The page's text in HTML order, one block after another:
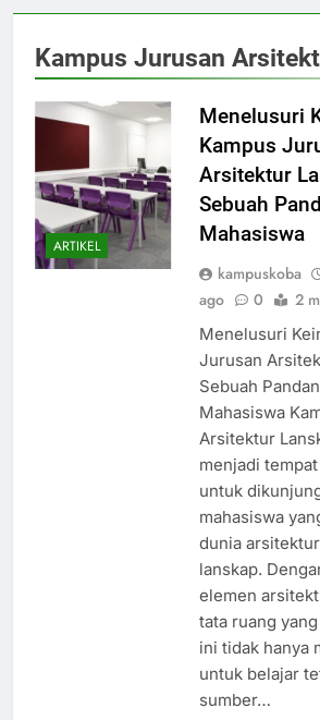
Kampus Jurusan
ARTIKEL
Menelusuri
Kampus
Arsitektur
Sebuah
Mahasiswa
kampuskoba
ago
0 2
Menelusuri
Jurusan
Sebuah
Mahasiswa
Arsitektur
menjadi
untuk
mahasiswa
dunia
lanskap.
elemen
tata ruang
ini tidak hanya
untuk belajar
sumber…